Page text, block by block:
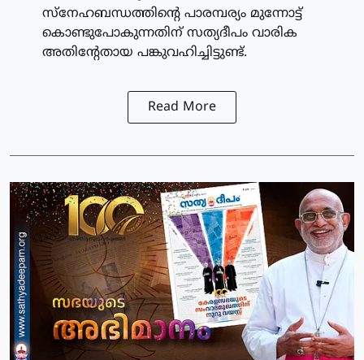
സ്നേഹബന്ധത്തിന്റെ പാരമ്പര്യം മുന്നോട്ട്
കൊണ്ടുപോകുന്നതിന് സത്യദീപം വാരിക
അതിന്റേതായ പങ്കുവഹിച്ചിട്ടുണ്ട്.
Read More